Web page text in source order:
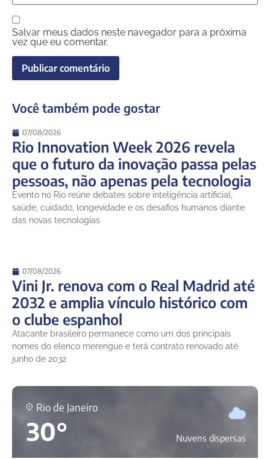
Salvar meus dados neste navegador para a próxima
vez que eu comentar.
Você também pode gostar
07/08/2026
Rio Innovation Week 2026 revela
que o futuro da inovação passa pelas
pessoas, não apenas pela tecnologia
Evento no Rio reúne debates sobre inteligência artificial,
saúde, cuidado, longevidade e os desafios humanos diante
das novas tecnologias
07/08/2026
Vini Jr. renova com o Real Madrid até
2032 e amplia vínculo histórico com
o clube espanhol
Atacante brasileiro permanece como um dos principais
nomes do elenco merengue e terá contrato renovado até
junho de 2032
Rio de Janeiro
30° Nuvens dispersas